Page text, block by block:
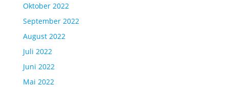
Oktober 2022
September 2022
August 2022
Juli 2022
Juni 2022
Mai 2022